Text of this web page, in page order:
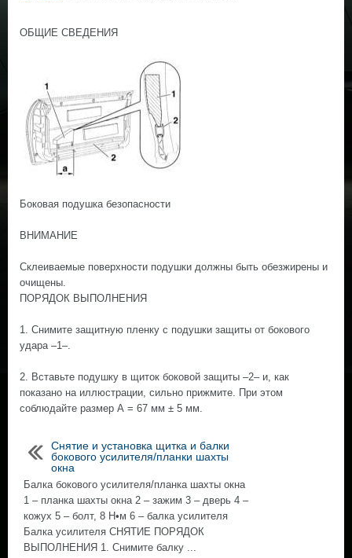
ОБЩИЕ СВЕДЕНИЯ
Боковая подушка безопасности
ВНИМАНИЕ
Склеиваемые поверхности подушки должны быть обезжирены и
очищены.
ПОРЯДОК ВЫПОЛНЕНИЯ
1. Снимите защитную пленку с подушки защиты от бокового
удара –1–.
2. Вставьте подушку в щиток боковой защиты –2– и, как
показано на иллюстрации, сильно прижмите. При этом
соблюдайте размер А = 67 мм ± 5 мм.
Снятие и установка щитка и балки
бокового усилителя/планки шахты
окна
Балка бокового усилителя/планка шахты окна
1 – планка шахты окна 2 – зажим 3 – дверь 4 –
кожух 5 – болт, 8 Н•м 6 – балка усилителя
Балка усилителя СНЯТИЕ ПОРЯДОК
ВЫПОЛНЕНИЯ 1. Снимите балку ...